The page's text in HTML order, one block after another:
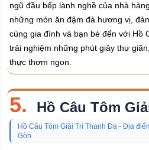
ngũ đầu bếp lành nghề của nhà
những món ăn đậm đà hương vị,
cùng gia đình và bạn bè đến với Hồ
trải nghiệm những phút giây thư
thực thơm ngon.
5. Hồ Câu Tôm
Hồ Câu Tôm Giải Trí Thanh Đa - Địa
Gòn